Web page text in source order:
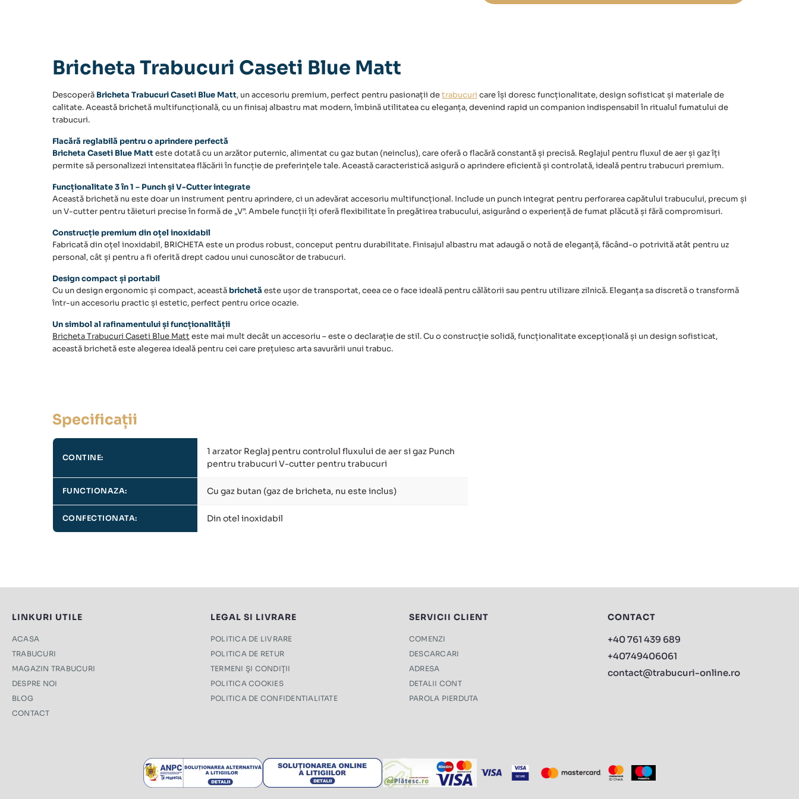
Blue
Bricheta Trabucuri Caseti Blue Matt
Descoperă Bricheta Trabucuri Caseti Blue Matt, un accesoriu premium, perfect pentru pasionații detrabucuri care își doresc funcționalitate, design sofisticat și materiale de
calitate. Această brichetă multifuncțională, cu un finisaj albastru mat modern, îmbină utilitatea cu eleganța, devenind rapid un companion indispensabil în ritualul fumatului de
trabucuri.
Flacără reglabilă pentru o aprindere perfectă
Bricheta Caseti Blue Matteste dotată cu un arzător puternic, alimentat cu gaz butan (neinclus), care oferă o flacără constantă și precisă. Reglajul pentru fluxul de aer și gaz îți
permite să personalizezi intensitatea flăcării în funcție de preferințele tale. Această caracteristică asigură o aprindere eficientă și controlată, ideală pentru trabucuri premium.
Funcționalitate 3 în 1 – Punch și V-Cutter integrate
Această brichetă nu este doar un instrument pentru aprindere, ci un adevărat accesoriu multifuncțional. Include un punchintegrat pentru perforarea capătului trabucului, precum și
unV-cutter pentru tăieturi precise în formă de „V”. Ambele funcții îți oferă flexibilitate în pregătirea trabucului, asigurând o experiență de fumat plăcută și fără compromisuri.
Construcție premium din oțel inoxidabil
Fabricată din oțel inoxidabil, BRICHETAeste un produs robust, conceput pentru durabilitate. Finisajul albastru mat adaugă o notă de eleganță, făcând-o potrivită atât pentru uz
personal, cât și pentru a fi oferită drept cadou unui cunoscător de trabucuri.
Design compact și portabil
Cu un design ergonomic și compact, această brichetă este ușor de transportat, ceea ce o face ideală pentru călătorii sau pentru utilizare zilnică. Eleganța sa discretă o transformă
într-un accesoriu practic și estetic, perfect pentru orice ocazie.
Un simbol al rafinamentului și funcționalității
Bricheta Trabucuri Caseti Blue Matt este mai mult decât un accesoriu – este o declarație de stil. Cu o construcție solidă, funcționalitate excepțională și un design sofisticat,
această brichetă este alegerea ideală pentru cei care prețuiesc arta savurării unui trabuc.
Specificații
CONTINE:
1 arzator Reglaj pentru controlul fluxului de aer si gaz Punch
pentru trabucuri V-cutter pentru trabucuri
FUNCTIONAZA: Cu gaz butan (gaz de bricheta, nu este inclus)
CONFECTIONATA: Din otel inoxidabil
LINKURI UTILE
ACASA
TRABUCURI
MAGAZIN TRABUCURI
DESPRE NOI
BLOG
CONTACT
LEGAL SI LIVRARE
POLITICA DE LIVRARE
POLITICA DE RETUR
TERMENI ŞI CONDIŢII
POLITICA COOKIES
POLITICA DE CONFIDENTIALITATE
SERVICII CLIENT
COMENZI
DESCARCARI
ADRESA
DETALII CONT
PAROLA PIERDUTA
CONTACT
+40 761 439 689
+40749406061
contact@trabucuri-online.ro